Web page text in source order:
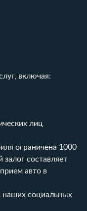
включая:
лиц
ограничена 1000
составляет
авто в
наших социальных